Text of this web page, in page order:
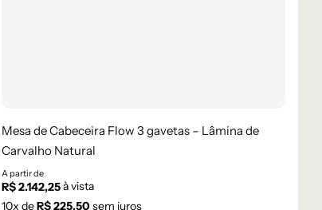
Mesa de Cabeceira Flow 3 gavetas – Lâmina de
Carvalho Natural
A partir de
R$2.142,25à vista
10x deR$225,50 sem juros